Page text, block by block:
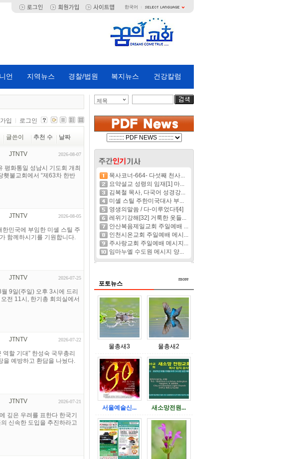
한국어
언 지역뉴스 경찰/법원 복지뉴스 건강칼럼
입 로그인
글쓴이 추천 수 날짜
JTNTV 2026-08-07
평화통일 성남시 기도회 개최
불교회에서 “제63차 한반
JTNTV 2026-08-05
민국에 부임한 미셸 스틸 주
함께하시기를 기원합니다.
JTNTV 2026-07-25
9일(주일) 오후 3시에 드리
전 11시, 한기총 회의실에서
JTNTV 2026-07-22
할 기대” 한성숙 국무총리
을 예방하고 환담을 나눴다.
JTNTV 2026-07-21
깊은 우려를 표한다 한국기
신속한 도입을 추진하라고
제목
목사코너-664- 다섯째 천사...
요약설교 성령의 임재[1] 마...
김복철 목사, 다국어 성경강...
미셸 스틸 주한미국대사 부...
영생의말씀 / 다-이루었다![4]
레위기강해[32] 거룩한 옷들...
안산복음제일교회 주일예배 ...
인천시온교회 주일예배 메시...
주사랑교회 주일예배 메시지...
임마누엘 수도원 메시지 양...
포토뉴스
물총새3 물총새2
서울예술신... 새소망전원...
more